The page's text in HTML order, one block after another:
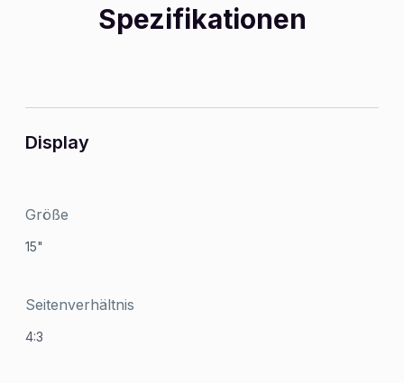
Spezifikationen
Display
Größe
15"
Seitenverhältnis
4:3